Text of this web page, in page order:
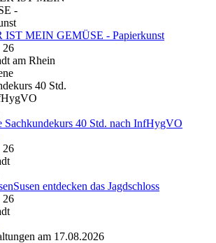
IST MEIN GEMÜSE - Papierkunst
26
am Rhein
Sachkundekurs 40 Std. nach InfHygVO
26
entdecken das Jagdschloss
26
am 17.08.2026